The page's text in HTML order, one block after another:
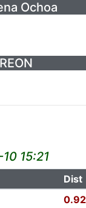
Ochoa
15:21
Dist
0.92